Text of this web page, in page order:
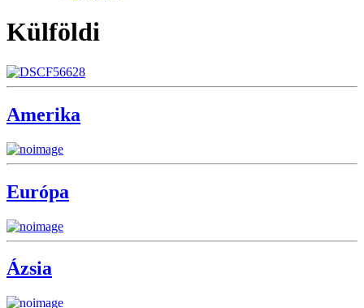
Külföldi
Amerika
Európa
Ázsia